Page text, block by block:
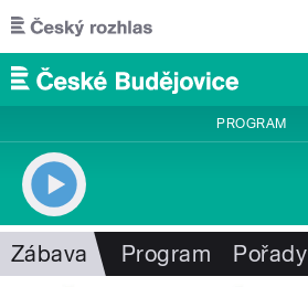
Přejít k hlavnímu obsahu
PROGRAM
Zábava Program Pořady